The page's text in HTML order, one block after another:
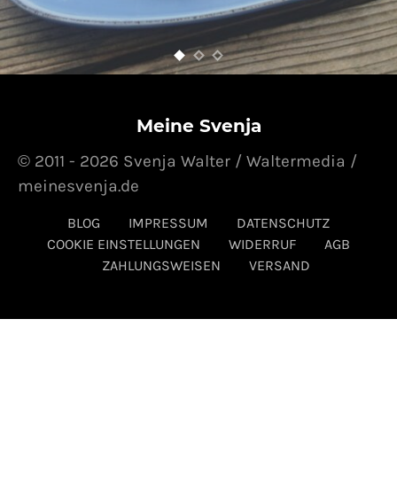
Meine Svenja
BLOG IMPRESSUM
DATENSCHUTZ
COOKIE EINSTELLUNGEN
WIDERRUF
AGB
ZAHLUNGSWEISEN
VERSAND
© 2011 - 2026 Svenja Walter / Waltermedia /
meinesvenja.de